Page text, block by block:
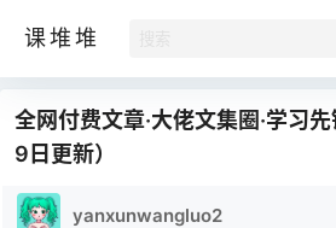
课堆堆
全网付费文章·大佬文集圈·学习
9日更新）
yanxunwangluo2